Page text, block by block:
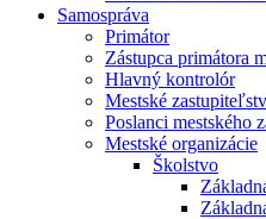
Samospráva
Primátor
Zástupca primátora
Hlavný kontrolór
Mestské
Poslanci mestského
Mestské organizácie
Školstvo